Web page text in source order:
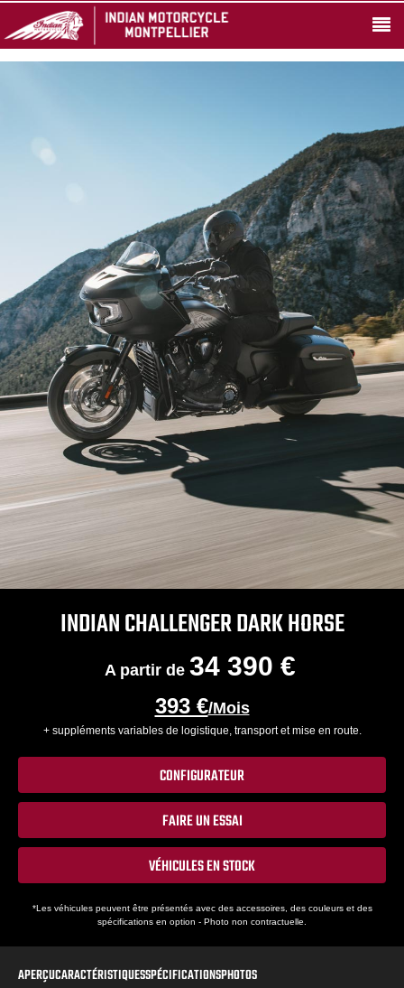
INDIAN CHALLENGER DARK HORSE
A partir de 34 390 €
393 €/Mois
+ suppléments variables de logistique, transport et mise en route.
CONFIGURATEUR
FAIRE UN ESSAI
VÉHICULES EN STOCK
*Les véhicules peuvent être présentés avec des accessoires, des couleurs et des
spécifications en option - Photo non contractuelle.
APERÇUCARACTÉRISTIQUESSPÉCIFICATIONSPHOTOS